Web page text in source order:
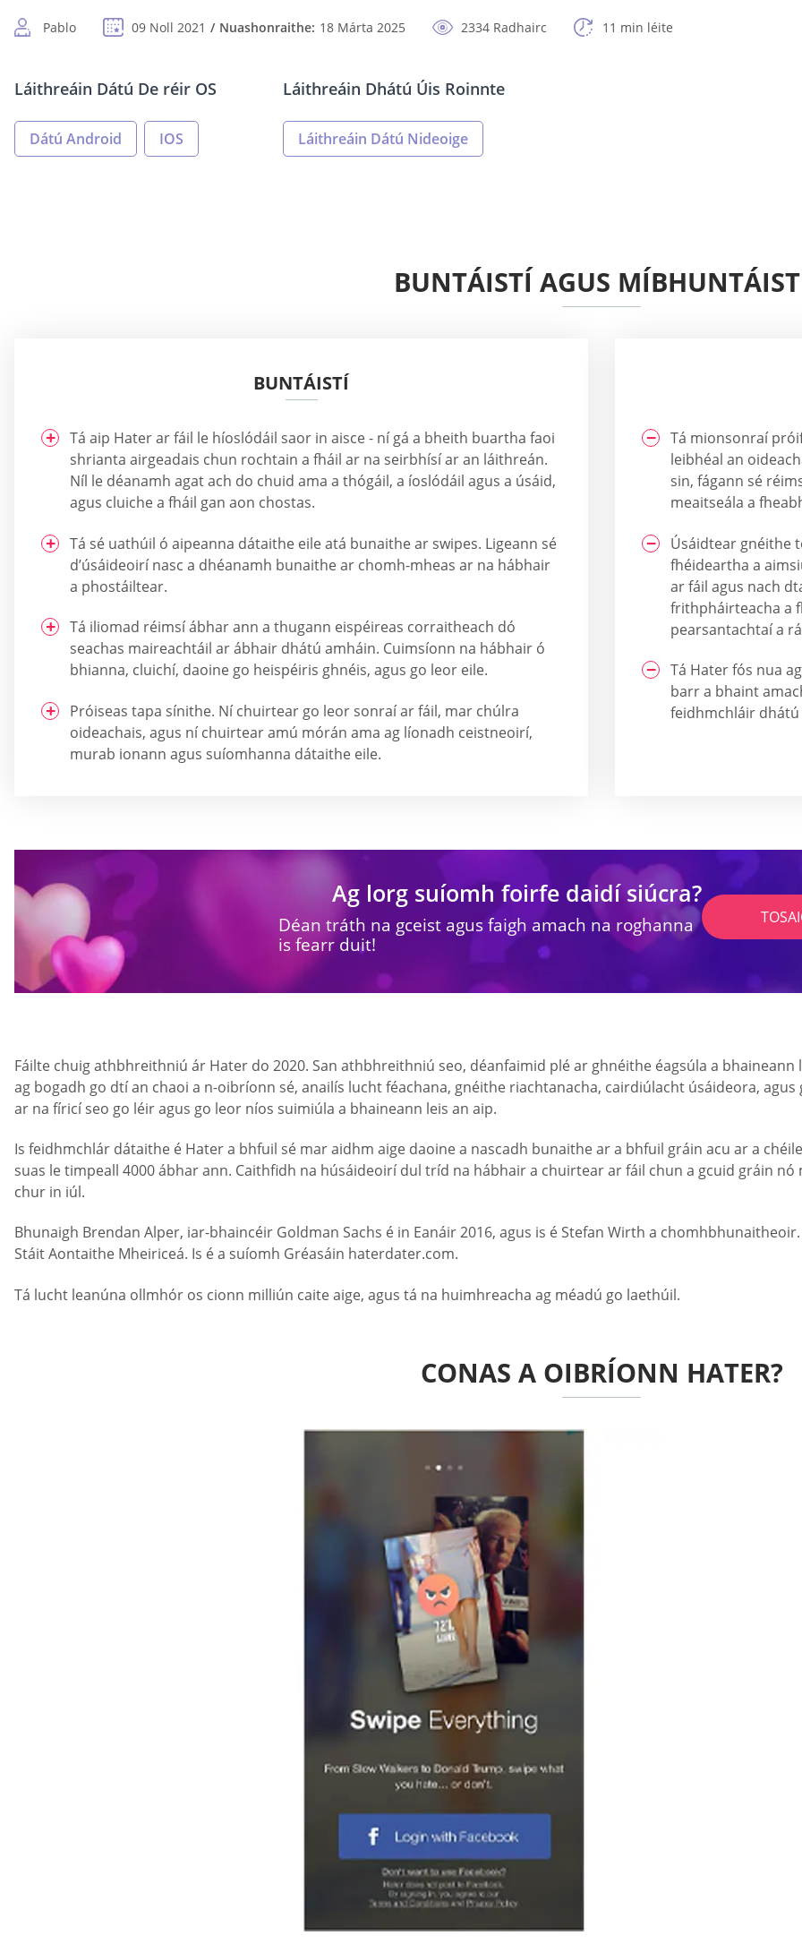
Pablo 09 Noll 2021 Nuashonraithe: 18 Márta 2025 2334 Radhairc 11 min léite
Láithreáin Dátú De réir OS
Dátú Android IOS
Láithreáin Dhátú Úis Roinnte
Láithreáin Dátú Nideoige
BUNTÁISTÍ AGUS
BUNTÁISTÍ
Tá aip Hater ar fáil le híoslódáil saor in aisce - ní gá a bheith buartha faoi
shrianta airgeadais chun rochtain a fháil ar na seirbhísí ar an láithreán.
Níl le déanamh agat ach do chuid ama a thógáil, a íoslódáil agus a úsáid,
agus cluiche a fháil gan aon chostas.
Tá sé uathúil ó aipeanna dátaithe eile atá bunaithe ar swipes. Ligeann sé
d’úsáideoirí nasc a dhéanamh bunaithe ar chomh-mheas ar na hábhair
a phostáiltear.
Tá iliomad réimsí ábhar ann a thugann eispéireas corraitheach dó
seachas maireachtáil ar ábhair dhátú amháin. Cuimsíonn na hábhair ó
bhianna, cluichí, daoine go heispéiris ghnéis, agus go leor eile.
Próiseas tapa sínithe. Ní chuirtear go leor sonraí ar fáil, mar chúlra
oideachais, agus ní chuirtear amú mórán ama ag líonadh ceistneoirí,
murab ionann agus suíomhanna dátaithe eile.
Tá mionsonraí
leibhéal an
sin, fágann sé
meaitseála a
Úsáidtear gnéithe
fhéideartha a
ar fáil agus nach
frithpháirteacha a
pearsantachtaí a
Tá Hater fós nua
barr a bhaint
feidhmchláir
Ag lorg suíomh foirfe daidí siúcra?
Déan tráth na gceist agus faigh amach na roghanna
is fearr duit!
Fáilte chuig athbhreithniú ár Hater do 2020. San athbhreithniú seo, déanfaimid plé ar ghnéithe éagsúla a
ag bogadh go dtí an chaoi a n-oibríonn sé, anailís lucht féachana, gnéithe riachtanacha, cairdiúlacht úsáideora,
ar na fíricí seo go léir agus go leor níos suimiúla a bhaineann leis an aip.
Is feidhmchlár dátaithe é Hater a bhfuil sé mar aidhm aige daoine a nascadh bunaithe ar a bhfuil gráin acu ar a
suas le timpeall 4000 ábhar ann. Caithfidh na húsáideoirí dul tríd na hábhair a chuirtear ar fáil chun a gcuid gráin
chur in iúl.
Bhunaigh Brendan Alper, iar-bhaincéir Goldman Sachs é in Eanáir 2016, agus is é Stefan Wirth a
Stáit Aontaithe Mheiriceá. Is é a suíomh Gréasáin haterdater.com.
Tá lucht leanúna ollmhór os cionn milliún caite aige, agus tá na huimhreacha ag méadú go laethúil.
CONAS A OIBRÍONN HATER?